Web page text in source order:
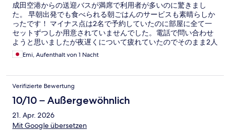
成田空港からの送迎バスが満席で利用者が多いのに驚きまし
た。 早朝出発でも食べられる朝ごはんのサービスも素晴らしか
ったです！ マイナス点は2名で予約していたのに部屋に全て一
セットずつしか用意されていませんでした。電話で問い合わせ
ようと思いましたが夜遅くについて疲れていたのでそのまま2人
でシェアして眠りました。 それ以外はコスパも良く素晴らしい
ホテルだと思います。
Emi, Aufenthalt von 1 Nacht
Verifizierte Bewertung
10/10 – Außergewöhnlich
21. Apr. 2026
Mit Google übersetzen